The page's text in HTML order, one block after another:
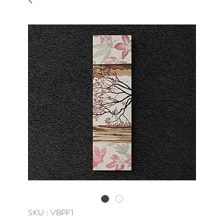
SKU : VBPF1